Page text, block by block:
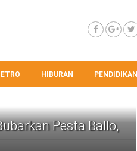
HIBURAN PENDIDIKAN
Pesta Ballo,